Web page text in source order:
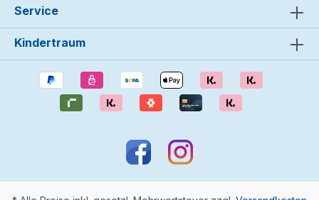
Service
Kindertraum